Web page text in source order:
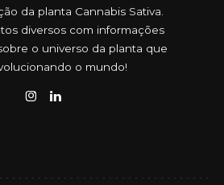
da planta Cannabis Sativa.
diversos com informações
o universo da planta que
o mundo!